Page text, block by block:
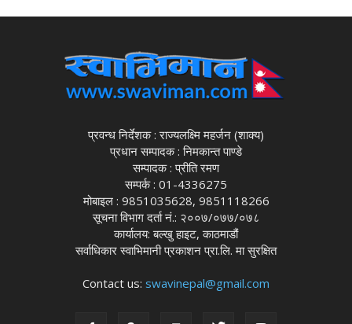
प्रवन्ध निर्देशक : राज्यलक्ष्मि महर्जन (शाक्य)
प्रधान सम्पादक : निमकान्त पाण्डे
सम्पादक : प्रीति रमण
सम्पर्क : 01-4336275
मोबाइल : 9851035628, 9851118266
सूचना विभाग दर्ता नं.: २००७/०७७/०७८
कार्यालय: बल्खु हाइट, काठमाडौं
सर्वाधिकार स्वाभिमानी प्रकाशन प्रा.लि. मा सुरक्षित
Contact us: swavinepal@gmail.com